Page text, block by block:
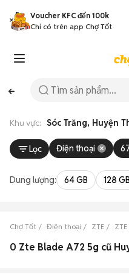
Voucher KFC đến 100k
Chỉ có trên app Chợ Tốt
Khu vực: Sóc Trăng, Huyện
Lọc Điện thoại
Dung lượng: 64 GB 128 GB
Chợ Tốt Điện thoại ZTE